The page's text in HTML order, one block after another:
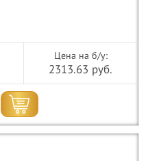
Цена на б/у:
2313.63 руб.